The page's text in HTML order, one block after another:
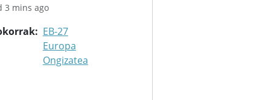
3 mins ago
EB-27
Europa
Ongizatea